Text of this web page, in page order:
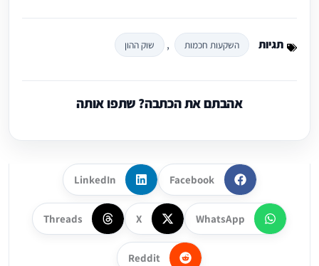
תגיות השקעות חכמות , שוק ההון
אהבתם את הכתבה? שתפו אותה
Facebook
LinkedIn
WhatsApp
X
Threads
Reddit